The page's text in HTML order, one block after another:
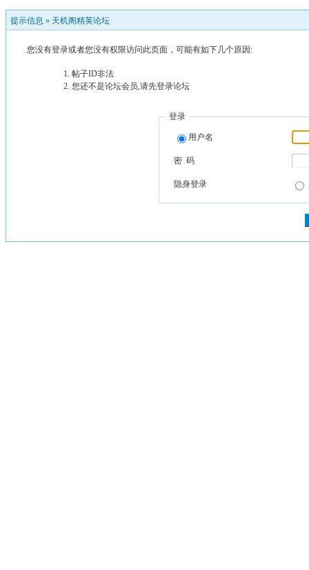
提示信息 » 天机阁精英论坛
您没有登录或者您没有权限访问此页面，可能有如下几个原因:
帖子ID非法
您还不是论坛会员,请先登录论坛
登录
用户名
密 码
隐身登录